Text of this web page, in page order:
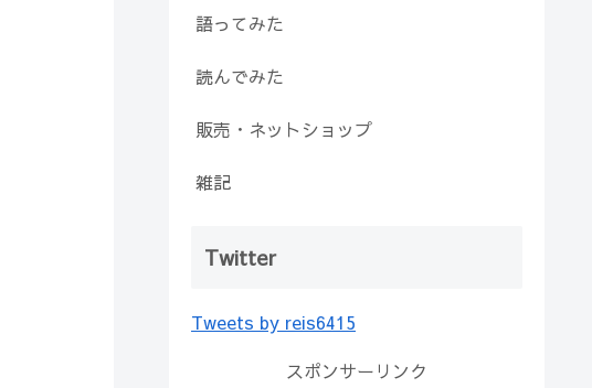
語ってみた
読んでみた
販売・ネットショップ
雑記
Twitter
Tweets by reis6415
スポンサーリンク